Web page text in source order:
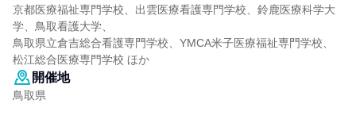
京都医療福祉専門学校、出雲医療看護専門学校、鈴鹿医療科学大
学、鳥取看護大学、
鳥取県立倉吉総合看護専門学校、YMCA米子医療福祉専門学校、
松江総合医療専門学校 ほか
開催地
鳥取県